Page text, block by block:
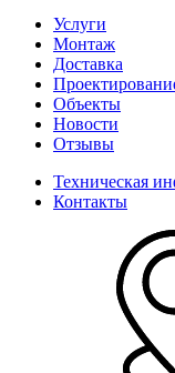
Услуги
Монтаж
Доставка
Объекты
Новости
Отзывы
Техническая
Контакты